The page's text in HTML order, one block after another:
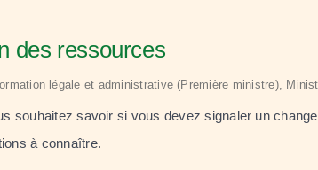
des ressources
légale et administrative (Première ministre),
souhaitez savoir si vous devez signaler un
à connaître.